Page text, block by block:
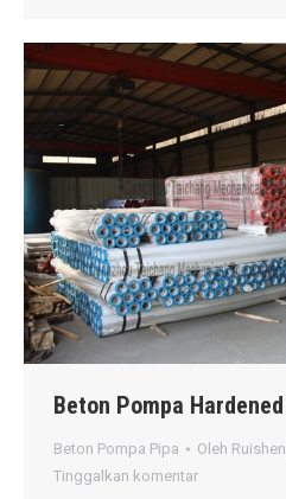
Beton Pompa
Beton Pompa Pipa Oleh
Tinggalkan komentar